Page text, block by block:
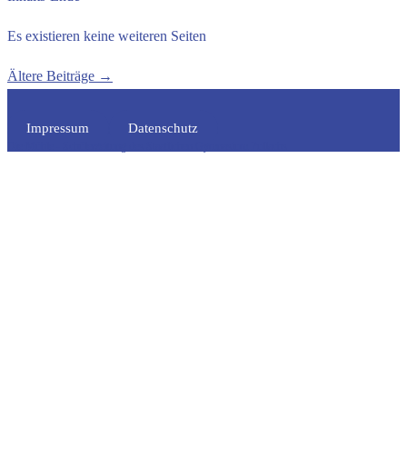
Es existieren keine weiteren Seiten
Ältere Beiträge →
Impressum Datenschutz